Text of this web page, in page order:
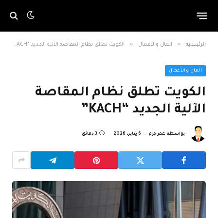
الرئيسية » المال والأعمال » الكويت تطلق نظام المقاصة الآلية الجديد “KACH”
المال والأعمال
الكويت تطلق نظام المقاصة
الآلية الجديد “KACH”
بواسطة عمر كرم 6 يناير، 2026 3 دقائق